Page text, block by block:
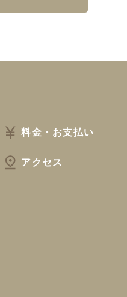
料金・お支払い
アクセス